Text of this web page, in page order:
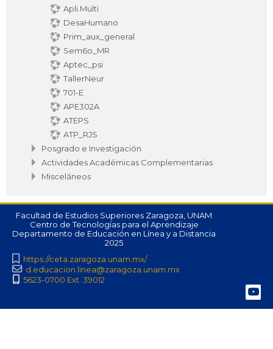
Apli.Multi
DesaHumano
Prim_aux_general
Sem6o_MR
Aptec_psi
TallerNeur
701-E
APE302A
ATEPS
ATP_RJS
Posgrado e Investigación
Actividades Académicas Complementarias
Misceláneos
Facultad de Estudios Superiores Zaragoza, UNAM
Centro de Tecnologías para el Aprendizaje
Departamento de Educación en Línea y a Distancia
2025
https://ceta.zaragoza.unam.mx/
d.educacion.linea@zaragoza.unam.mx
5623-0700 Ext. 39012